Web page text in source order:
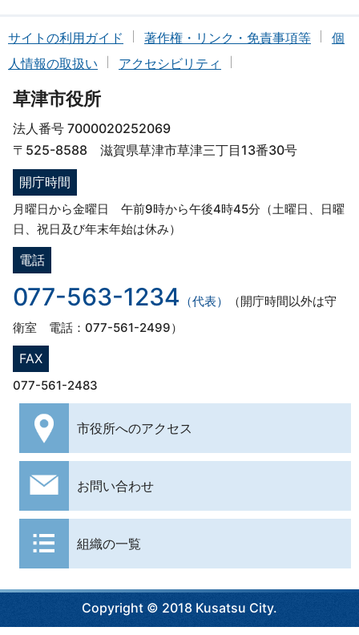
サイトの利用ガイド 著作権・リンク・免責事項等
個
人情報の取扱い
アクセシビリティ
草津市役所
法人番号 7000020252069
〒525-8588 滋賀県草津市草津三丁目13番30号
開庁時間
月曜日から金曜日 午前9時から午後4時45分（土曜日、日曜
日、祝日及び年末年始は休み）
電話
077-563-1234 （代表）
（開庁時間以外は守
衛室 電話：077-561-2499）
FAX
077-561-2483
市役所へのアクセス
お問い合わせ
組織の一覧
Copyright © 2018 Kusatsu City.